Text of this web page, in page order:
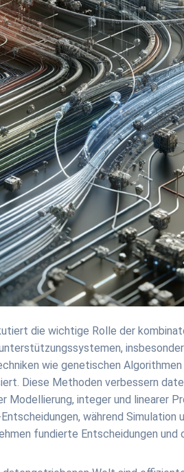
die wichtige Rolle der
wie genetischen
Diese Methoden verbessern
Modellierung, integer und linearer
während
fundierte Entscheidungen und